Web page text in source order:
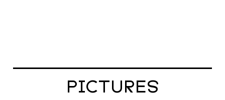
PICTURES